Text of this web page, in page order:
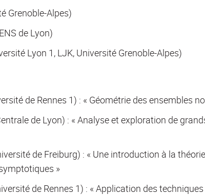
Grenoble-Alpes)
de Lyon)
Lyon 1, LJK, Université Grenoble-Alpes)
de Rennes 1) : « Géométrie des ensembles
de Lyon) : « Analyse et exploration de
de Freiburg) : « Une introduction à la
»
de Rennes 1) : « Application des